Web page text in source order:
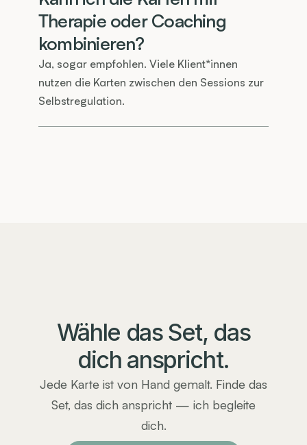
Therapie oder Coaching
kombinieren?
Ja, sogar empfohlen. Viele Klient*innen
nutzen die Karten zwischen den Sessions zur
Selbstregulation.
Wähle das Set, das
dich anspricht.
Jede Karte ist von Hand gemalt. Finde das
Set, das dich anspricht — ich begleite
dich.